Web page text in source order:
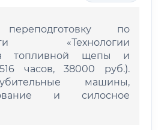
по
«Технологии
топливной щепы и
часов, 38000 руб.).
машины,
и силосное